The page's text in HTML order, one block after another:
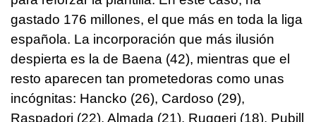
gastado 176 millones, el que más en toda la liga
española. La incorporación que más ilusión
despierta es la de Baena (42), mientras que el
resto aparecen tan prometedoras como unas
incógnitas: Hancko (26), Cardoso (29),
Raspadori (22), Almada (21), Ruggeri (18), Pubill